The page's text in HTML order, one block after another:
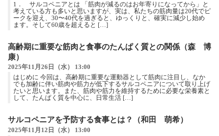
1． サルコペニアとは 「筋肉が減るのはお年寄りになってから」と
考えている方も多いと思いますが、実は、私たちの筋肉量は20代でピ
ークを迎え、30〜40代を過ぎると、ゆっくりと、確実に減少し始め
ます。そして60歳を超えると […]
高齢期に重要な筋肉と食事のたんぱく質との関係（森 博
康）
2025年11月26日（水） 13:00
はじめに 今回は、高齢期に重要な運動器として筋肉に注目し、なか
でも加齢に伴い筋肉や筋力が低下するサルコペニアについて取り上げ
たいと思います。また、筋肉や筋力を維持するために必要な栄養素と
して、たんぱく質を中心に、日常生活 […]
サルコペニアを予防する食事とは？（和田 萌希）
2025年11月12日（水） 13:00